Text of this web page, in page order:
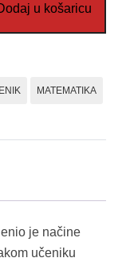
u košaricu
MATEMATIKA
je načine
učeniku